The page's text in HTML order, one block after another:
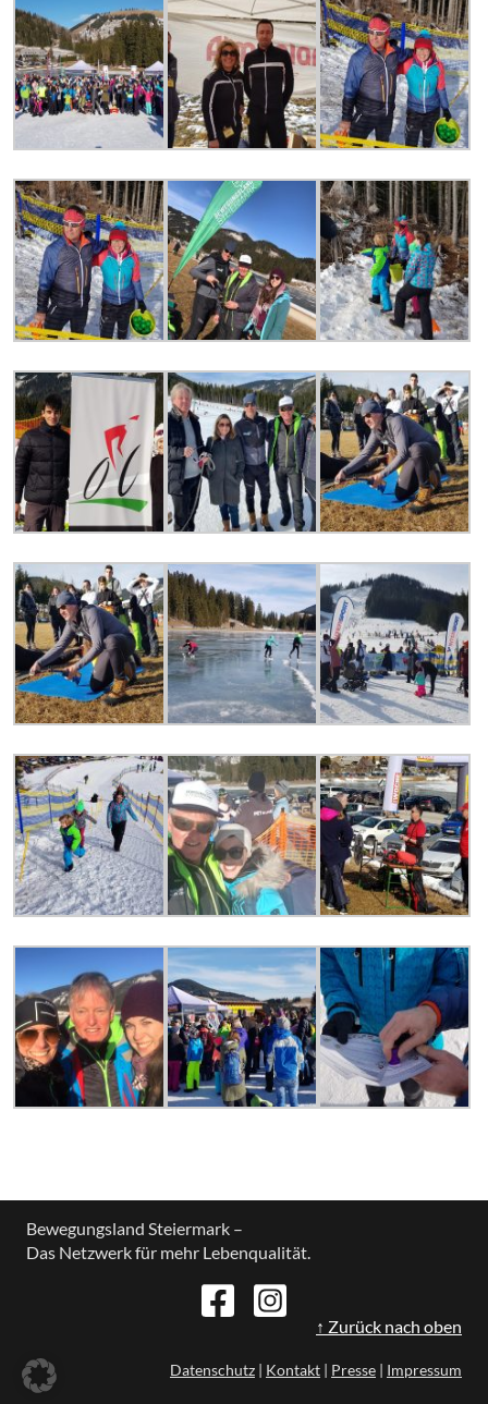
Bewegungsland Steiermark –
Das Netzwerk für mehr Lebenqualität.
↑ Zurück nach oben
Datenschutz | Kontakt | Presse | Impressum